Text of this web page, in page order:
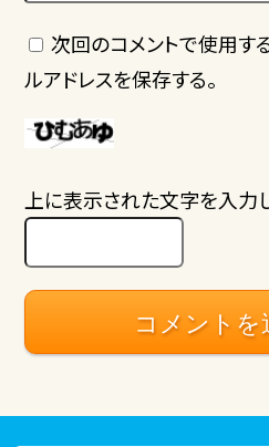
次回のコメントで使用す
ルアドレスを保存する。
上に表示された文字を入力